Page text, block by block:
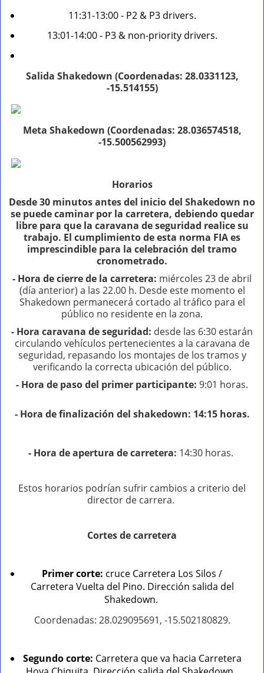
11:31-13:00 - P2 & P3 drivers.
13:01-14:00 - P3 & non-priority drivers.
Salida Shakedown (Coordenadas: 28.0331123,
-15.514155)
Meta Shakedown (Coordenadas: 28.036574518,
-15.500562993)
Horarios
Desde 30 minutos antes del inicio del Shakedown no
se puede caminar por la carretera, debiendo quedar
libre para que la caravana de seguridad realice su
trabajo. El cumplimiento de esta norma FIA es
imprescindible para la celebración del tramo
cronometrado.
- Hora de cierre de la carretera: miércoles 23 de abril
(día anterior) a las 22.00 h. Desde este momento el
Shakedown permanecerá cortado al tráfico para el
público no residente en la zona.
- Hora caravana de seguridad: desde las 6:30 estarán
circulando vehículos pertenecientes a la caravana de
seguridad, repasando los montajes de los tramos y
verificando la correcta ubicación del público.
- Hora de paso del primer participante: 9:01 horas.
- Hora de finalización del shakedown: 14:15 horas.
- Hora de apertura de carretera: 14:30 horas.
Estos horarios podrían sufrir cambios a criterio del
director de carrera.
Cortes de carretera
Primer corte: cruce Carretera Los Silos /
Carretera Vuelta del Pino. Dirección salida del
Shakedown.
Coordenadas: 28.029095691, -15.502180829.
Segundo corte: Carretera que va hacia Carretera